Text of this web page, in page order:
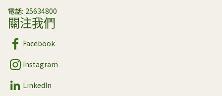
電話 25634800
關注我們
Facebook
Instagram
LinkedIn